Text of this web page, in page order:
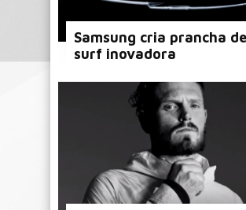
Samsung cria prancha de
surf inovadora